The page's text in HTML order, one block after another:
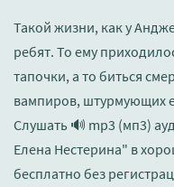
Такой жизни, как у
ребят. То ему
тапочки, а то биться
вампиров, штурмующих
Слушать 🔊 mp3 (мп3)
Елена Нестерина" в
бесплатно без